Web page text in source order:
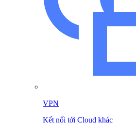
VPN
Kết nối tới Cloud khác